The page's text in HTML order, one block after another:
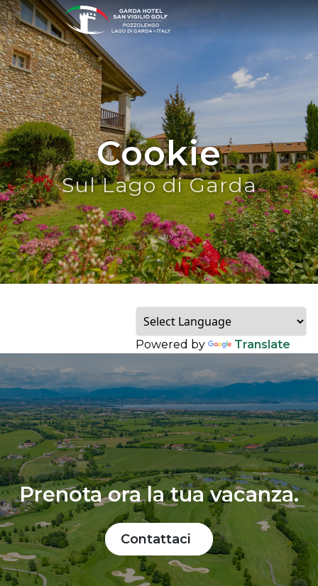
Cookie
Sul Lago di Garda
Powered by Translate
Prenota ora la tua vacanza.
Contattaci